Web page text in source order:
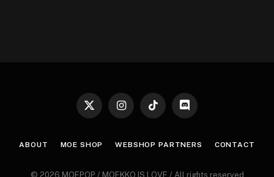
X
InstagramTikTok Discord
ABOUT MOE SHOP WEBSHOP PARTNERS CONTACT
© 2026 MOEPOP / MOEKKO IS LOVE / All rights reserved